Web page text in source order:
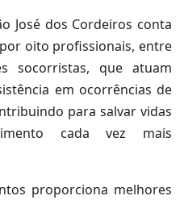
José dos Cordeiros conta
oito profissionais, entre
socorristas, que atuam
em ocorrências de
para salvar vidas
cada vez mais
proporciona melhores